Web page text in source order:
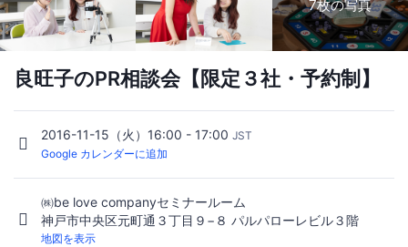
7枚の写真
良旺子のPR相談会【限定３社・予約制】
2016-11-15（火）16:00 - 17:00 JST
Google カレンダーに追加
㈱be love companyセミナールーム
神戸市中央区元町通３丁目９−８ パルパローレビル３階
地図を表示